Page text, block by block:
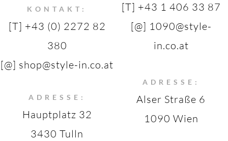
KONTAKT:
[T] +43 (0) 2272 82
380
[@] shop@style-in.co.at
ADRESSE:
Hauptplatz 32
3430 Tulln
[T] +43 1 406 33 87
[@] 1090@style-
in.co.at
ADRESSE:
Alser Straße 6
1090 Wien